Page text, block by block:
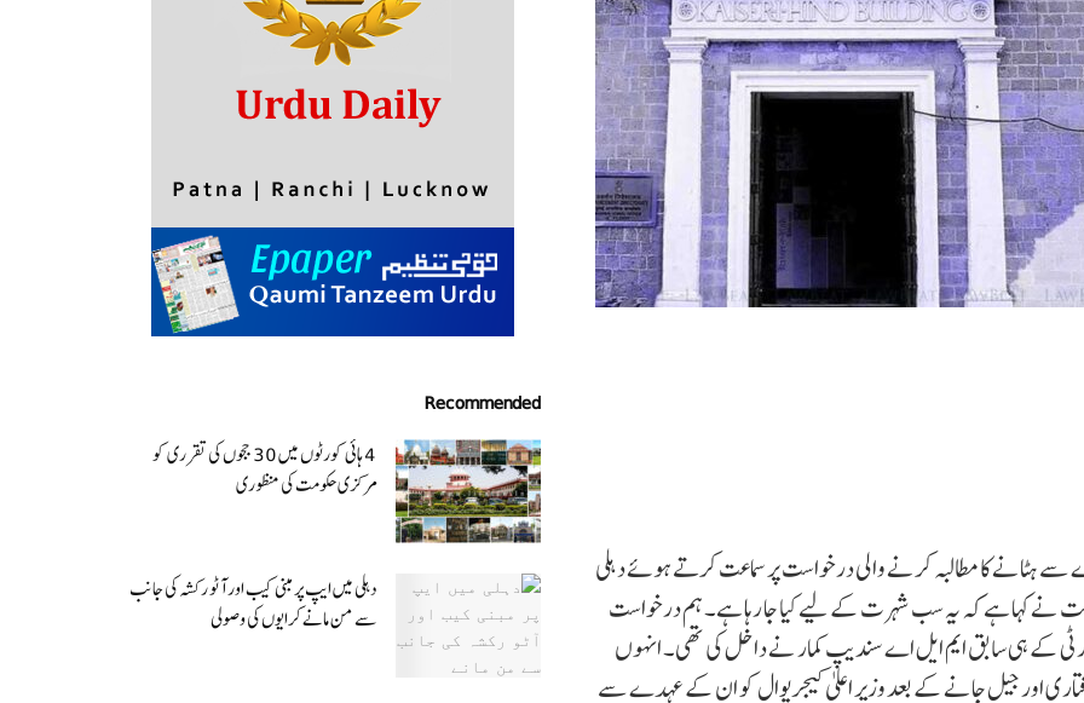
سے ہٹانے کا مطالبہ کرنے والی درخواست پر سماعت کرتے ہوئے دہلی
کہا ہے کہ یہ سب شہرت کے لیے کیا جا رہا ہے۔ ہم درخواست
کے ہی سابق ایم ایل اے سندیپ کمار نے داخل کی تھی۔ انہوں
اور جیل جانے کے بعد وزیر اعلیٰ کیجریوال کو ان کے عہدے سے
Recommended
4 ہائی کورٹوں میں 30 ججوں کی تقرری کو
مرکزی حکومت کی منظوری
دہلی میں ایپ پر مبنی کیب اور آٹو رکشہ کی جانب
سے من مانے کرایوں کی وصولی